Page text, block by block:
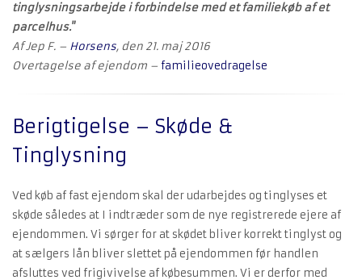
tinglysningsarbejde i forbindelse med et familiekøb af et
parcelhus.”
Af Jep F. – Horsens, den 21. maj 2016
Overtagelse af ejendom – familieovedragelse
Berigtigelse – Skøde &
Tinglysning
Ved køb af fast ejendom skal der udarbejdes og tinglyses et
skøde således at I indtræder som de nye registrerede ejere af
ejendommen. Vi sørger for at skødet bliver korrekt tinglyst og
at sælgers lån bliver slettet på ejendommen før handlen
afsluttes ved frigivivelse af købesummen. Vi er derfor med